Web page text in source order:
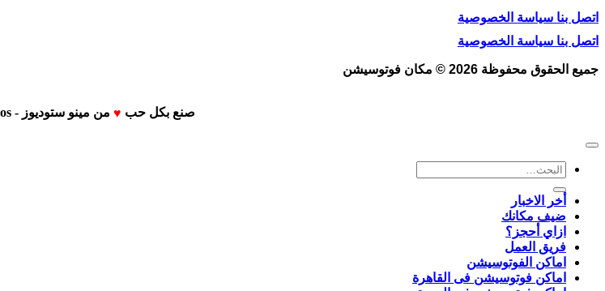
اتصل بنا سياسة الخصوصية
اتصل بنا سياسة الخصوصية
جميع الحقوق محفوظة 2026 © مكان فوتوسيشن
صنع بكل حب ♥ من مينو ستوديوز - MENO Studios
البحث
أخر الاخبار
ضيف مكانك
ازاي أحجز؟
فريق العمل
اماكن الفوتوسيشن
اماكن فوتوسيشن فى القاهرة